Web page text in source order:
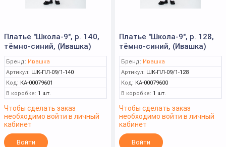
Платье "Школа-9", р. 140,
тёмно-синий, (Ивашка)
Бренд: Ивашка
Артикул: ШК-ПЛ-09/1-140
Код: КА-00079601
В коробке: 1 шт.
Чтобы сделать заказ
необходимо войти в личный
кабинет
Войти
Платье "Школа-9", р. 128,
тёмно-синий, (Ивашка)
Бренд: Ивашка
Артикул: ШК-ПЛ-09/1-128
Код: КА-00079600
В коробке: 1 шт.
Чтобы сделать заказ
необходимо войти в личный
кабинет
Войти